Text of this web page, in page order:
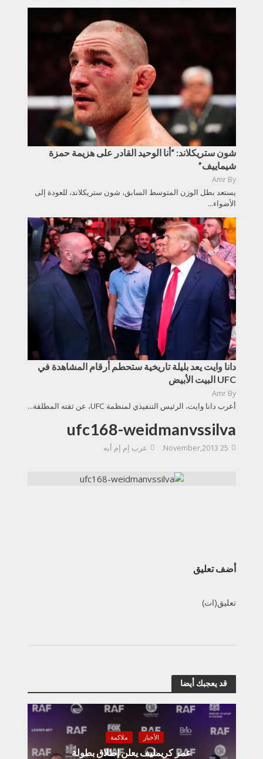
شون ستريكلاند: “أنا الوحيد القادر على هزيمة حمزة
شيماييف”
By
Amr
يستعد بطل الوزن المتوسط السابق، شون ستريكلاند، للعودة إلى
الأضواء...
دانا وايت يعد بليلة تاريخية ستحطم أرقام المشاهدة في
UFC البيت الأبيض
By
Amr
أعرب دانا وايت، الرئيس التنفيذي لمنظمة UFC، عن ثقته المطلقة...
ufc168-weidmanvssilva
25 November,2013 عرب إم إم أيه
أضف تعليق
تعليق(ات)
قد يعجبك أيضا
الأخبار ملاكمة
عمر كريمليف يعلن إطلاق بطولة